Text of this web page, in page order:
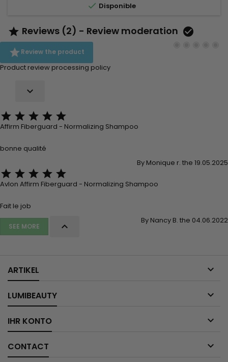
 Disponible
 Reviews (2) - Review moderation 
Review the product
Product review processing policy

    
Affirm Fiberguard - Normalizing Shampoo
bonne qualité
By Monique r. the 19.05.2025
    
Avlon Affirm Fiberguard - Normalizing Shampoo
Fait le job
By Nancy B. the 04.06.2022
SEE MORE 
ARTIKEL 
LUMIBEAUTY 
IHR KONTO 
CONTACT 